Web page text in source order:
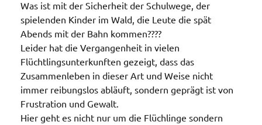
Was ist mit der Sicherheit der Schulwege, der
spielenden Kinder im Wald, die Leute die spät
Abends mit der Bahn kommen????
Leider hat die Vergangenheit in vielen
Flüchtlingsunterkunften gezeigt, dass das
Zusammenleben in dieser Art und Weise nicht
immer reibungslos abläuft, sondern geprägt ist von
Frustration und Gewalt.
Hier geht es nicht nur um die Flüchlinge sondern